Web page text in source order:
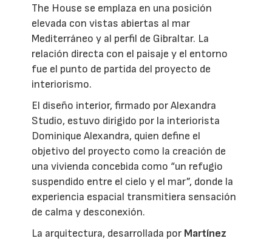
The House se emplaza en una posición
elevada con vistas abiertas al mar
Mediterráneo y al perfil de Gibraltar. La
relación directa con el paisaje y el entorno
fue el punto de partida del proyecto de
interiorismo.
El diseño interior, firmado por Alexandra
Studio, estuvo dirigido por la interiorista
Dominique Alexandra, quien define el
objetivo del proyecto como la creación de
una vivienda concebida como “un refugio
suspendido entre el cielo y el mar”, donde la
experiencia espacial transmitiera sensación
de calma y desconexión.
La arquitectura, desarrollada por Martínez